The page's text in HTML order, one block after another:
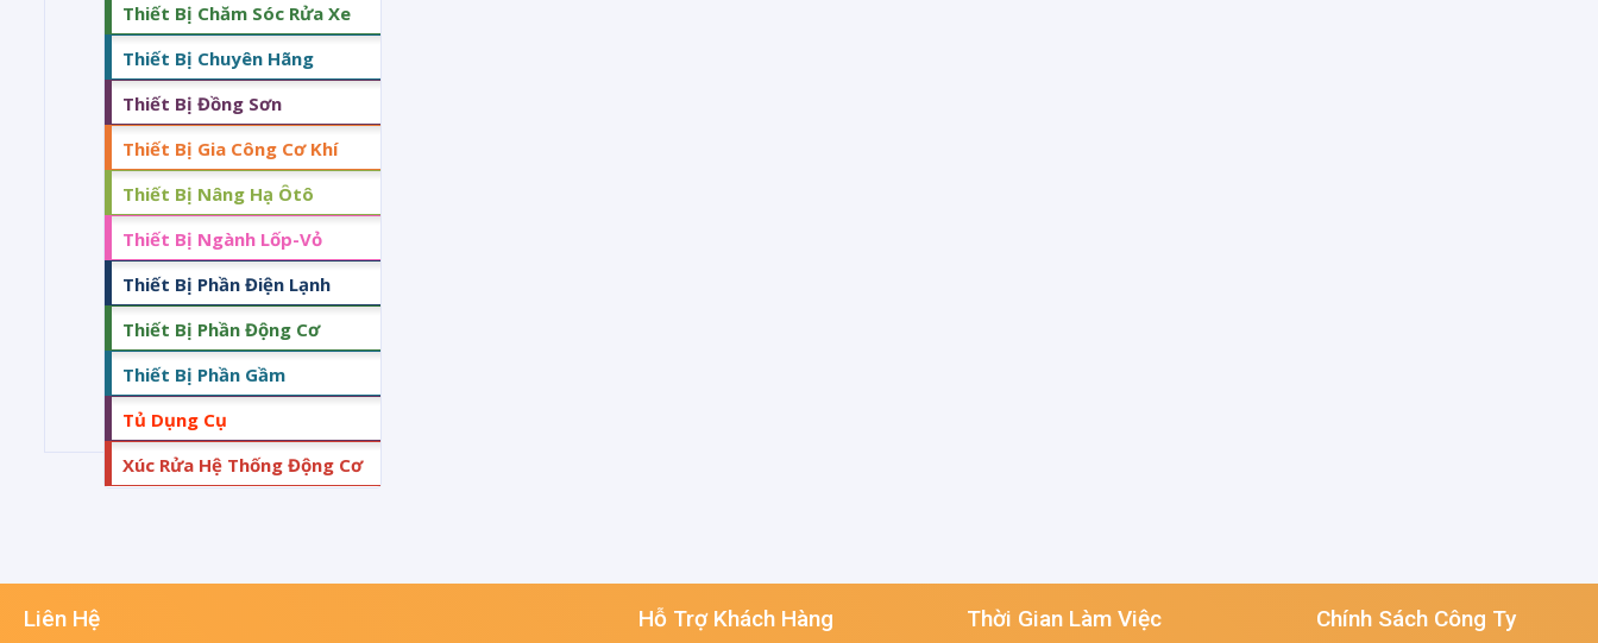
Thiết Bị Chăm Sóc Rửa Xe
Thiết Bị Chuyên Hãng
Thiết Bị Đồng Sơn
Thiết Bị Gia Công Cơ Khí
Thiết Bị Nâng Hạ Ôtô
Thiết Bị Ngành Lốp-Vỏ
Thiết Bị Phần Điện Lạnh
Thiết Bị Phần Động Cơ
Thiết Bị Phần Gầm
Tủ Dụng Cụ
Xúc Rửa Hệ Thống Động Cơ
Liên Hệ Hỗ Trợ Khách Hàng Thời Gian Làm Việc Chính Sách Công Ty